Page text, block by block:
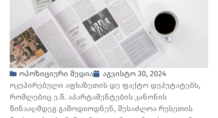
ოპოზიციური მედია
აგვისტო 30, 2024
ოკუპირებული აფხაზეთის დე ფაქტო დეპუტატებს,
რომლებიც ე.წ. აპარტამენტების კანონის
წინააღმდეგ გამოდიოდნენ, შესაძლოა რუსეთის